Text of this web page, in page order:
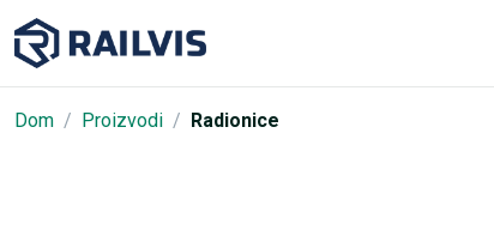
Dom Proizvodi Radionice